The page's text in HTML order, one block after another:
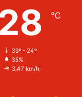
℃
33º - 24º
35%
3.47 km/h